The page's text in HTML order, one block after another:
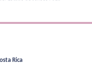
Rica